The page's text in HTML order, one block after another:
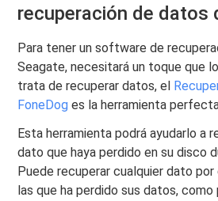
recuperación de datos
Para tener un software de
Seagate, necesitará un toque que
trata de recuperar datos, el
FoneDog es la herramienta
Esta herramienta podrá ayudarlo a
dato que haya perdido en su disco
Puede recuperar cualquier dato
las que ha perdido sus datos, como